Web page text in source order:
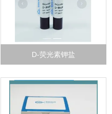
D-荧光素钾盐